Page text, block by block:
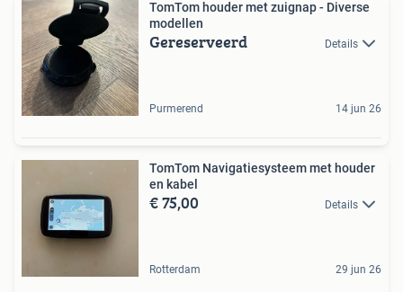
TomTom houder met zuignap - Diverse
modellen
Gereserveerd Details
Purmerend 14 jun 26
TomTom Navigatiesysteem met houder
en kabel
€ 75,00 Details
Rotterdam 29 jun 26